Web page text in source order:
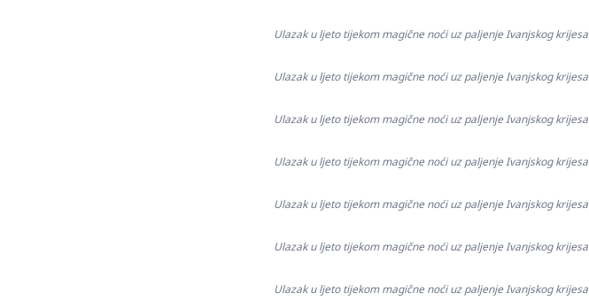
Ulazak u ljeto tijekom magične noći uz paljenje Ivanjskog krijesa
Ulazak u ljeto tijekom magične noći uz paljenje Ivanjskog krijesa
Ulazak u ljeto tijekom magične noći uz paljenje Ivanjskog krijesa
Ulazak u ljeto tijekom magične noći uz paljenje Ivanjskog krijesa
Ulazak u ljeto tijekom magične noći uz paljenje Ivanjskog krijesa
Ulazak u ljeto tijekom magične noći uz paljenje Ivanjskog krijesa
Ulazak u ljeto tijekom magične noći uz paljenje Ivanjskog krijesa